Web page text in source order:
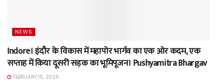
NEWS
Indore। इंदौर के विकास में महापोर भार्गव का एक ओर कदम, एक
सप्ताह में किया दूसरी सड़क का भूमिपूजन। Pushyamitra Bhargav
FEBRUARY 15, 2025